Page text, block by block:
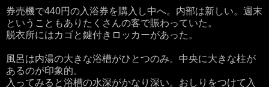
券売機で440円の入浴券を購入し中へ。内部は新しい。週末
ということもありたくさんの客で賑わっていた。
脱衣所にはカゴと鍵付きロッカーがあった。
風呂は内湯の大きな浴槽がひとつのみ。中央に大きな柱が
あるのが印象的。
入ってみると浴槽の水深がかなり深い。おしりをつけて入